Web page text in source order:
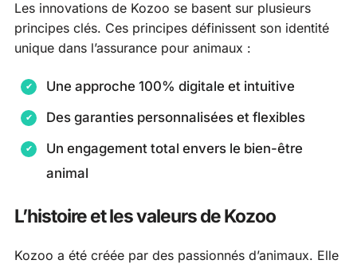
Les innovations de Kozoo se basent sur plusieurs
principes clés. Ces principes définissent son identité
unique dans l’assurance pour animaux :
Une approche 100% digitale et intuitive
Des garanties personnalisées et flexibles
Un engagement total envers le bien-être
animal
L’histoire et les valeurs de Kozoo
Kozoo a été créée par des passionnés d’animaux. Elle